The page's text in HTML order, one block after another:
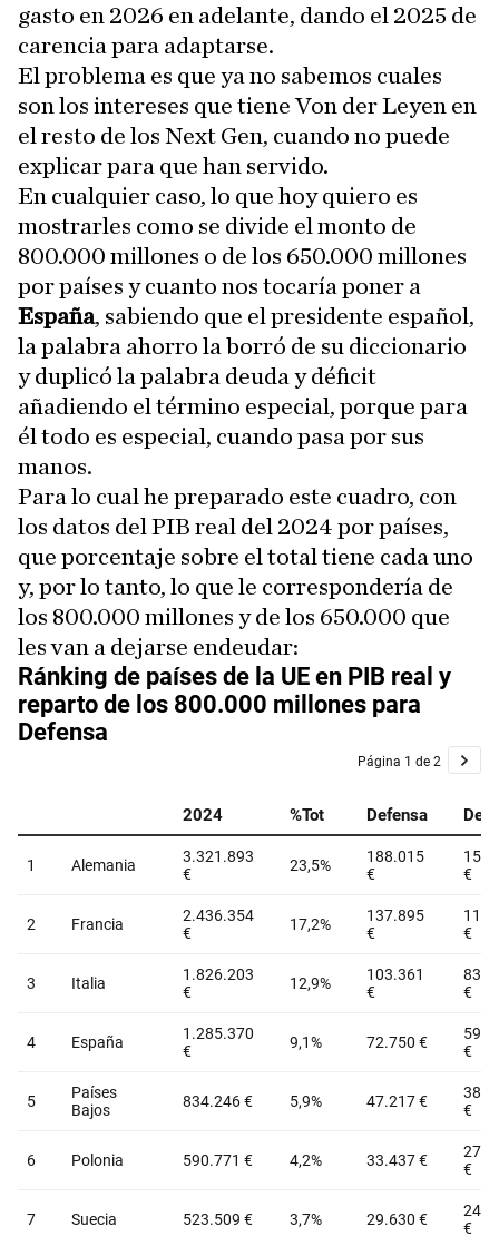
gasto en 2026 en adelante, dando el 2025 de
carencia para adaptarse.
El problema es que ya no sabemos cuales
son los intereses que tiene Von der Leyen en
el resto de los Next Gen, cuando no puede
explicar para que han servido.
En cualquier caso, lo que hoy quiero es
mostrarles como se divide el monto de
800.000 millones o de los 650.000 millones
por países y cuanto nos tocaría poner a
España, sabiendo que el presidente español,
la palabra ahorro la borró de su diccionario
y duplicó la palabra deuda y déficit
añadiendo el término especial, porque para
él todo es especial, cuando pasa por sus
manos.
Para lo cual he preparado este cuadro, con
los datos del PIB real del 2024 por países,
que porcentaje sobre el total tiene cada uno
y, por lo tanto, lo que le correspondería de
los 800.000 millones y de los 650.000 que
les van a dejarse endeudar: